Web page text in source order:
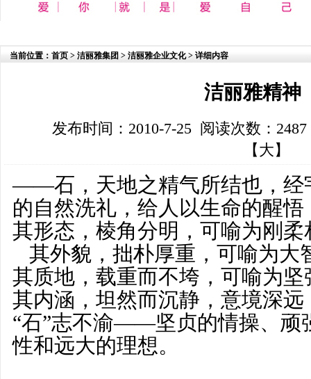
当前位置： 首页 > 洁丽雅集团 > 洁丽雅企业文化> 详细内容
洁丽雅精神
发布时间：2010-7-25 阅读次数：
【大】
——石，天地之精气所结也，经
的自然洗礼，给人以生命的醒悟
其形态，棱角分明，可喻为刚柔
其外貌，拙朴厚重，可喻为大
其质地，载重而不垮，可喻为坚
其内涵，坦然而沉静，意境深
“石”志不渝——坚贞的情操、顽
性和远大的理想。